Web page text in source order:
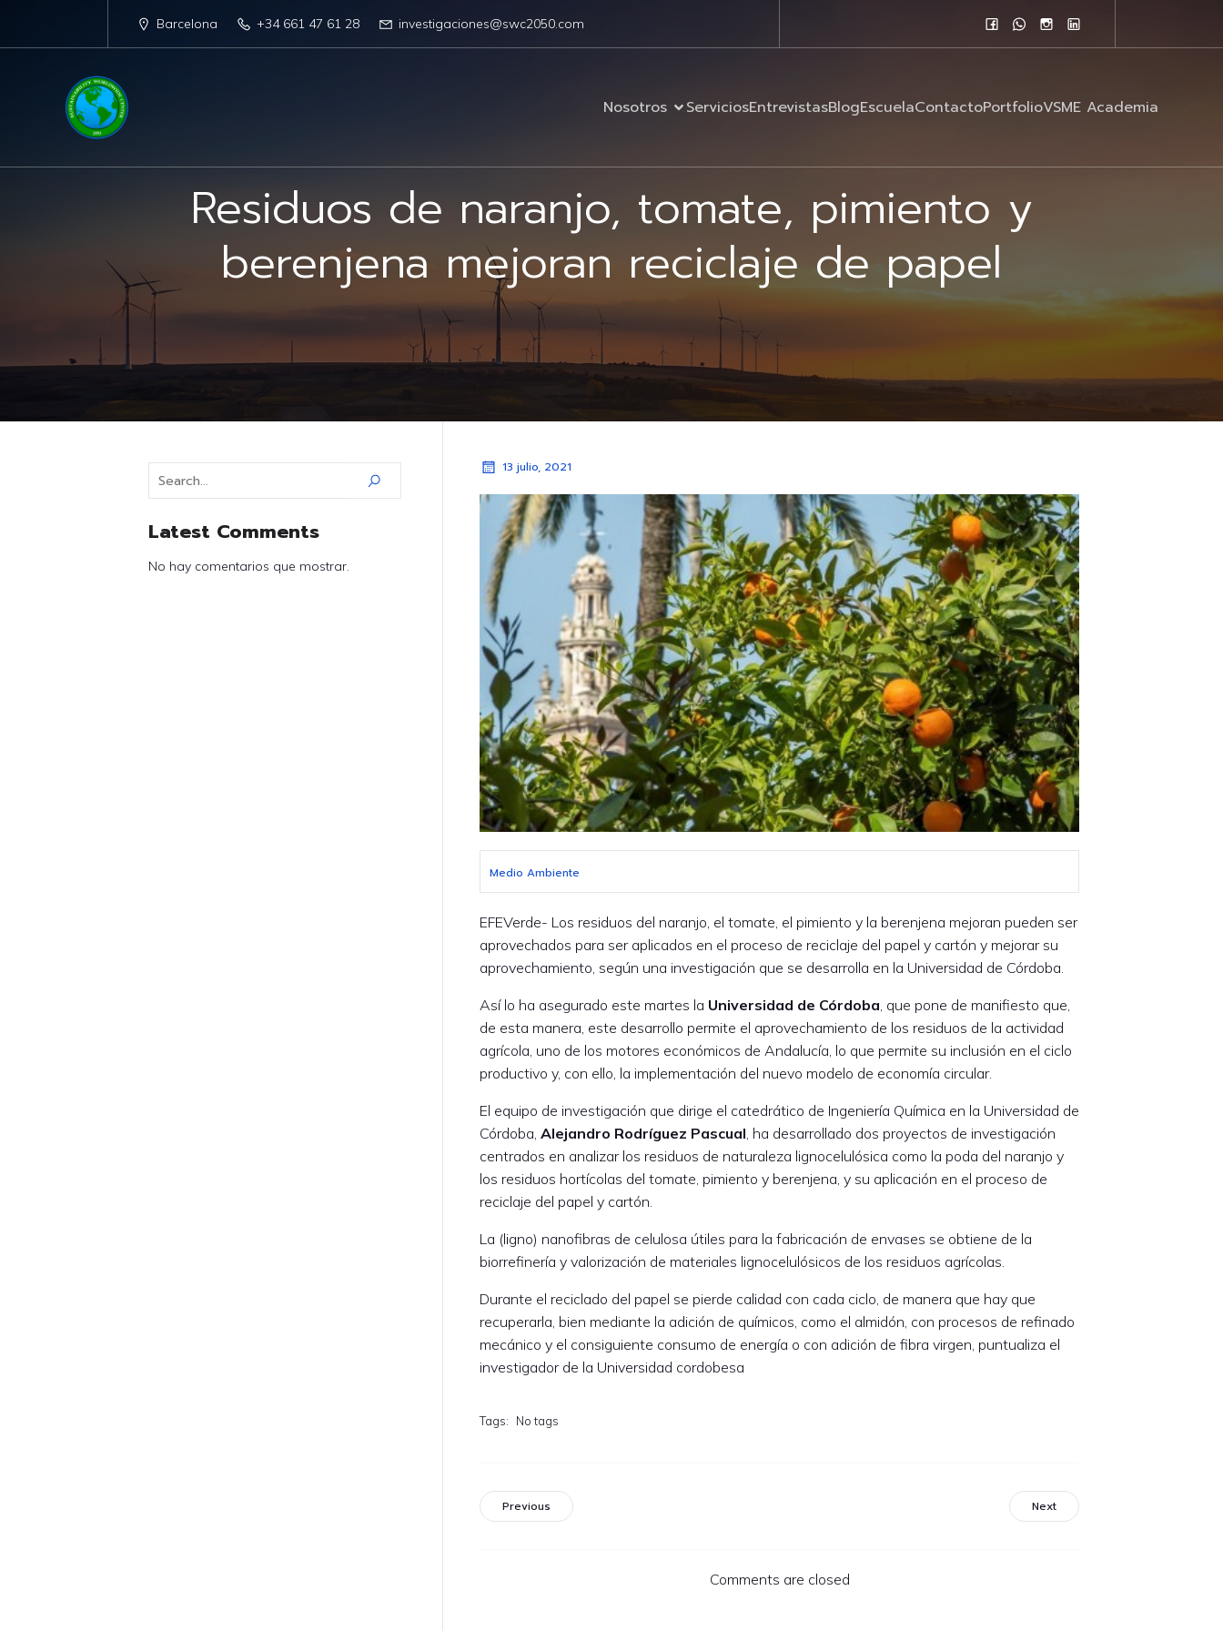
Barcelona +34 661 47 61 28 investigaciones@swc2050.com
Nosotros ServiciosEntrevistasBlogEscuelaContactoPortfolioVSME Academia
Residuos de naranjo, tomate, pimiento y
berenjena mejoran reciclaje de papel
Latest Comments
No hay comentarios que mostrar.
13 julio, 2021
Medio Ambiente
EFEVerde- Los residuos del naranjo, el tomate, el pimiento y la berenjena mejoran pueden ser
aprovechados para ser aplicados en el proceso de reciclaje del papel y cartón y mejorar su
aprovechamiento, según una investigación que se desarrolla en la Universidad de Córdoba.
Así lo ha asegurado este martes la Universidad de Córdoba , que pone de manifiesto que,
de esta manera, este desarrollo permite el aprovechamiento de los residuos de la actividad
agrícola, uno de los motores económicos de Andalucía, lo que permite su inclusión en el ciclo
productivo y, con ello, la implementación del nuevo modelo de economía circular.
El equipo de investigación que dirige el catedrático de Ingeniería Química en la Universidad de
Córdoba,Alejandro Rodríguez Pascual , ha desarrollado dos proyectos de investigación
centrados en analizar los residuos de naturaleza lignocelulósica como la poda del naranjo y
los residuos hortícolas del tomate, pimiento y berenjena, y su aplicación en el proceso de
reciclaje del papel y cartón.
La (ligno) nanofibras de celulosa útiles para la fabricación de envases se obtiene de la
biorrefinería y valorización de materiales lignocelulósicos de los residuos agrícolas.
Durante el reciclado del papel se pierde calidad con cada ciclo, de manera que hay que
recuperarla, bien mediante la adición de químicos, como el almidón, con procesos de refinado
mecánico y el consiguiente consumo de energía o con adición de fibra virgen, puntualiza el
investigador de la Universidad cordobesa
Tags: No tags
Previous Next
Comments are closed